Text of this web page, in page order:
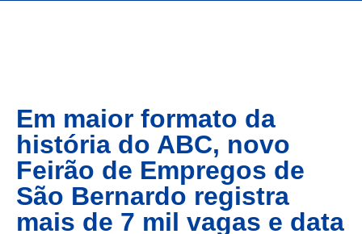
Em maior formato da
história do ABC, novo
Feirão de Empregos de
São Bernardo registra
mais de 7 mil vagas e data